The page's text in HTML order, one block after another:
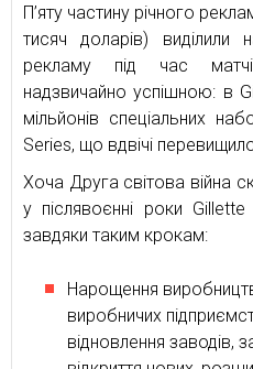
П’яту частину річного
тисяч доларів) виділили
рекламу під час
надзвичайно успішною: в
мільйонів спеціальних
Series, що вдвічі
Хоча Друга світова війна
у післявоєнні роки
завдяки таким крокам:
Нарощення
виробничих
відновлення заводів,